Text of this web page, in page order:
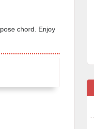
chord. Enjoy